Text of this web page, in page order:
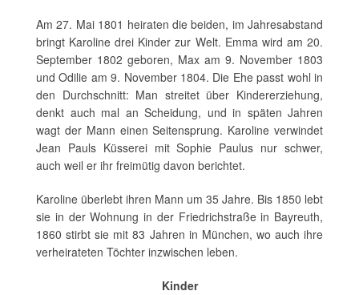
Am 27. Mai 1801 heiraten die beiden, im Jahresabstand
bringt Karoline drei Kinder zur Welt. Emma wird am 20.
September 1802 geboren, Max am 9. November 1803
und Odilie am 9. November 1804. Die Ehe passt wohl in
den Durchschnitt: Man streitet über Kindererziehung,
denkt auch mal an Scheidung, und in späten Jahren
wagt der Mann einen Seitensprung. Karoline verwindet
Jean Pauls Küsserei mit Sophie Paulus nur schwer,
auch weil er ihr freimütig davon berichtet.
Karoline überlebt ihren Mann um 35 Jahre. Bis 1850 lebt
sie in der Wohnung in der Friedrichstraße in Bayreuth,
1860 stirbt sie mit 83 Jahren in München, wo auch ihre
verheirateten Töchter inzwischen leben.
Kinder